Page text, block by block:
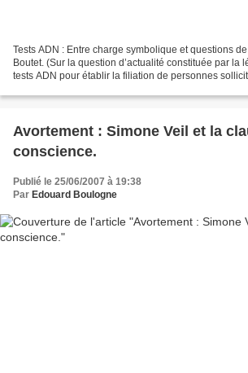
Tests ADN : Entre charge symbolique et questions
Boutet. (Sur la question d’actualité constituée par la
tests ADN pour établir la filiation de personnes
Avortement : Simone Veil et la
conscience.
Publié le 25/06/2007 à 19:38
Par Edouard Boulogne